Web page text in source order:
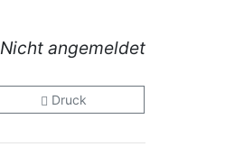
Nicht angemeldet
Druck